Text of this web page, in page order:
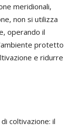
meridionali,
non si utilizza
operando il
protetto
e ridurre
coltivazione: il